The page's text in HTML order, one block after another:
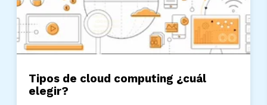
Tipos de cloud computing ¿cuál
elegir?